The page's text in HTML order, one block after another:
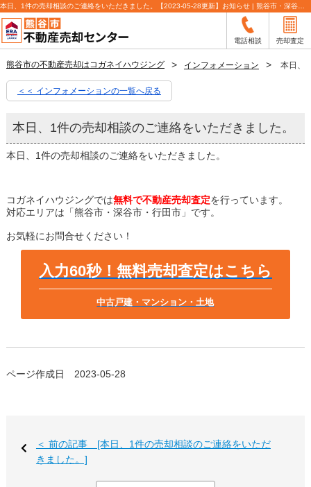
電話相談 売却査定
熊谷市の不動産売却はコガネイハウジング インフォメーション 本日、
＜＜ インフォメーションの一覧へ戻る
本日、1件の売却相談のご連絡をいただきました。
本日、1件の売却相談のご連絡をいただきました。
コガネイハウジングでは無料で不動産売却査定を行っています。
対応エリアは「熊谷市・深谷市・行田市」です。
お気軽にお問合せください！
入力60秒！無料売却査定はこちら
中古戸建・マンション・土地
ページ作成日 2023-05-28
＜ 前の記事 [本日、1件の売却相談のご連絡をいただ
きました。]